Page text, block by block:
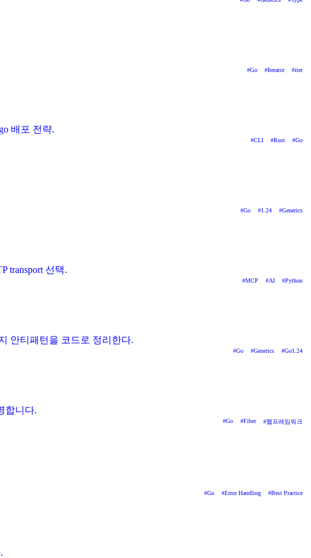
#Go #Iterator #iter
배포 전략.
#CLI #Rust #Go
#Go #1.24 #Generics
transport 선택.
#MCP #AI #Python
안티패턴을 코드로 정리한다.
#Go #Generics #Go1.24
합니다.
#Go #Fiber #웹프레임워크
#Go #Error Handling #Best Practice